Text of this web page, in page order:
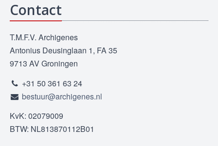
Contact
T.M.F.V. Archigenes
Antonius Deusinglaan 1, FA 35
9713 AV Groningen
+31 50 361 63 24
bestuur@archigenes.nl
KvK: 02079009
BTW: NL813870112B01